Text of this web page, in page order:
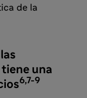
de la
tiene una
6,7-9